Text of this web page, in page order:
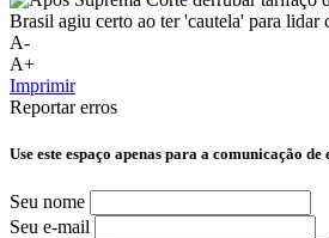
A-
A+
Imprimir
Reportar erros
Use este espaço apenas para a comunicação de
Seu nome
Seu e-mail